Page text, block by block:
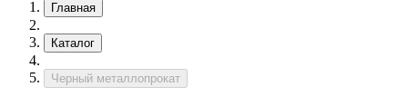
Главная
Каталог
Черный металлопрокат